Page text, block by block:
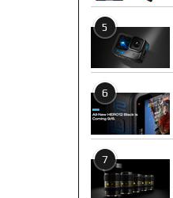
5
6
7